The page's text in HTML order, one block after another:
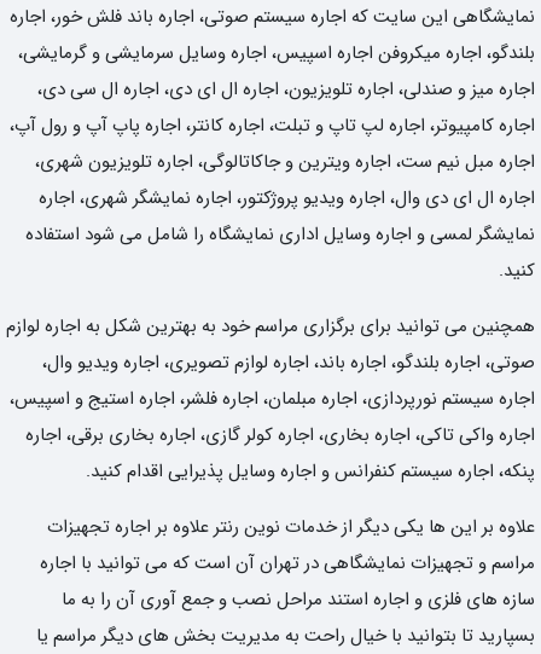
نمایشگاهی این سایت که اجاره سیستم صوتی، اجاره باند فلش خور، اجاره
بلندگو، اجاره میکروفن اجاره اسپیس، اجاره وسایل سرمایشی و گرمایشی،
اجاره میز و صندلی، اجاره تلویزیون، اجاره ال ای دی، اجاره ال سی دی،
اجاره کامپیوتر، اجاره لپ تاپ و تبلت، اجاره کانتر، اجاره پاپ آپ و رول آپ،
اجاره مبل نیم ست، اجاره ویترین و جاکاتالوگی، اجاره تلویزیون شهری،
اجاره ال ای دی وال، اجاره ویدیو پروژکتور، اجاره نمایشگر شهری، اجاره
نمایشگر لمسی و اجاره وسایل اداری نمایشگاه را شامل می شود استفاده
کنید.
همچنین می توانید برای برگزاری مراسم خود به بهترین شکل به اجاره لوازم
صوتی، اجاره بلندگو، اجاره باند، اجاره لوازم تصویری، اجاره ویدیو وال،
اجاره سیستم نورپردازی، اجاره مبلمان، اجاره فلشر، اجاره استیج و اسپیس،
اجاره واکی تاکی، اجاره بخاری، اجاره کولر گازی، اجاره بخاری برقی، اجاره
پنکه، اجاره سیستم کنفرانس و اجاره وسایل پذیرایی اقدام کنید.
علاوه بر این ها یکی دیگر از خدمات نوین رنتر علاوه بر اجاره تجهیزات
مراسم و تجهیزات نمایشگاهی در تهران آن است که می توانید با اجاره
سازه های فلزی و اجاره استند مراحل نصب و جمع آوری آن را به ما
بسپارید تا بتوانید با خیال راحت به مدیریت بخش های دیگر مراسم یا